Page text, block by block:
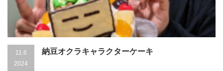
11.6
2024
納豆オクラキャラクターケーキ